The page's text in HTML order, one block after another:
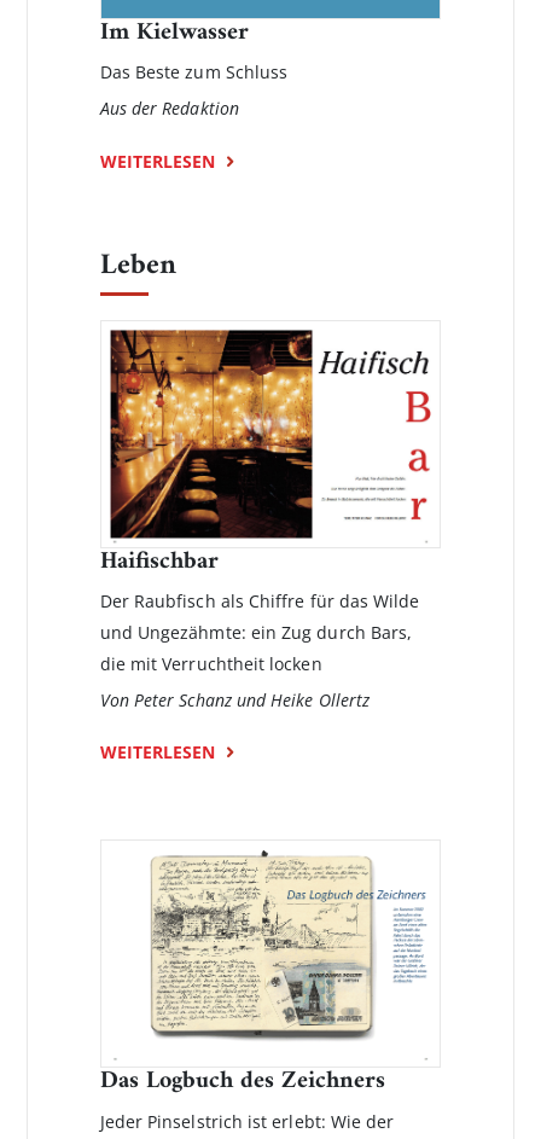
Im Kielwasser
Das Beste zum Schluss
Aus der Redaktion
WEITERLESEN
Leben
Haifischbar
Der Raubfisch als Chiffre für das Wilde
und Ungezähmte: ein Zug durch Bars,
die mit Verruchtheit locken
Von Peter Schanz und Heike Ollertz
WEITERLESEN
Das Logbuch des Zeichners
Jeder Pinselstrich ist erlebt: Wie der